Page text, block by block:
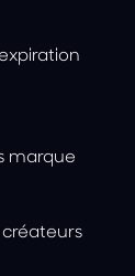
marque